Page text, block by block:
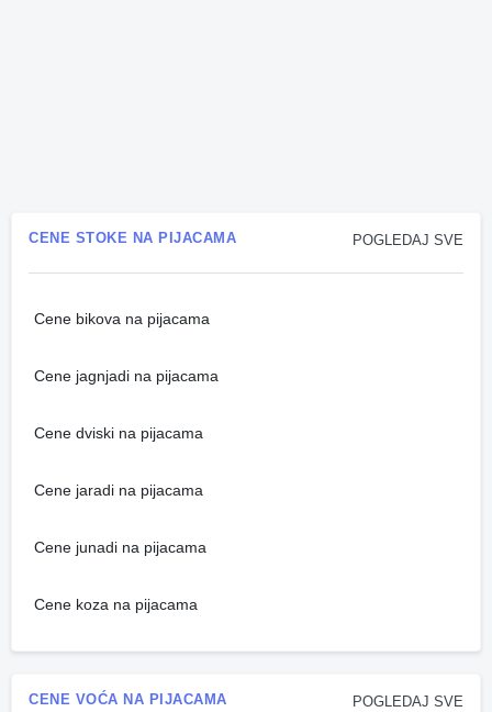
POGLEDAJ SVE
CENE STOKE NA PIJACAMA
Cene bikova na pijacama
Cene jagnjadi na pijacama
Cene dviski na pijacama
Cene jaradi na pijacama
Cene junadi na pijacama
Cene koza na pijacama
POGLEDAJ SVE
CENE VOĆA NA PIJACAMA